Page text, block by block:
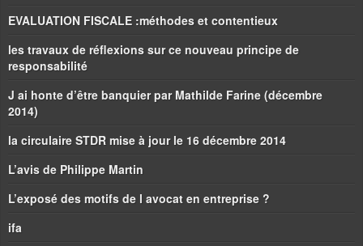
EVALUATION FISCALE :méthodes et contentieux
les travaux de réflexions sur ce nouveau principe de
responsabilité
J ai honte d’être banquier par Mathilde Farine (décembre
2014)
la circulaire STDR mise à jour le 16 décembre 2014
L’avis de Philippe Martin
L’exposé des motifs de l avocat en entreprise ?
ifa